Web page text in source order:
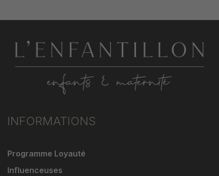
INFORMATIONS
Programme Loyauté
Influenceuses